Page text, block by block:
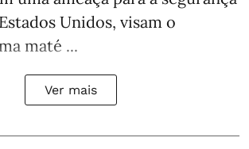
Unidos, visam o
maté ...
Ver mais